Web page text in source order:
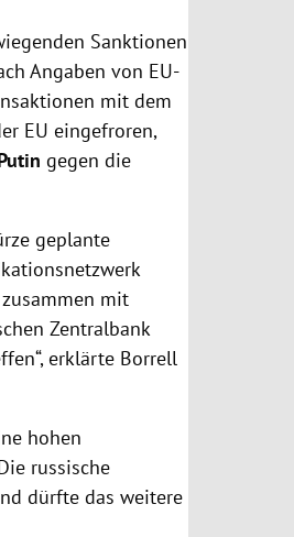
Sanktionen
Angaben von EU-
mit dem
EU eingefroren,
gegen die
geplante
mit
Zentralbank
erklärte Borrell
hohen
russische
dürfte das weitere